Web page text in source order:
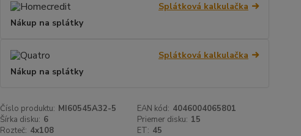
Splátková kalkulačka
Nákup na splátky
Splátková kalkulačka
Nákup na splátky
Číslo produktu: MI60545A32-5 EAN kód: 4046004065801
Šírka disku: 6 Priemer disku: 15
Rozteč: 4x108 ET: 45